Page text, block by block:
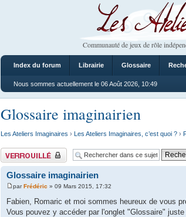
Les Ateliers
Communauté de jeux de rôle
Index du forum Librairie Glossaire
Nous sommes actuellement le 06 Août 2026, 10:49
Glossaire imaginairien
Les Ateliers Imaginaires › Les Ateliers Imaginaires, c’est quoi ? ›
Sujet verrouillé
Glossaire imaginairien
parFrédéric » 09 Mars 2015, 17:32
Fabien, Romaric et moi sommes heureux de vous
Vous pouvez y accéder par l'onglet "Glossaire"